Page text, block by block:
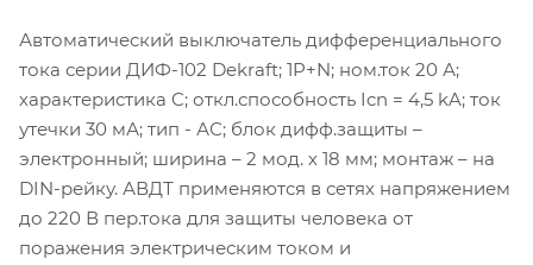
Автоматический выключатель дифференциального
тока серии ДИФ-102 Dekraft; 1P+N; ном.ток 20 А;
характеристика C; откл.способность Icn = 4,5 kA; ток
утечки 30 мА; тип - АС; блок дифф.защиты –
электронный; ширина – 2 мод. х 18 мм; монтаж – на
DIN-рейку. АВДТ применяются в сетях напряжением
до 220 В пер.тока для защиты человека от
поражения электрическим током и